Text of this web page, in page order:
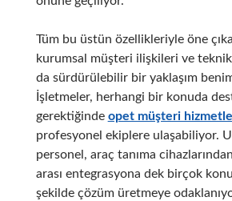
Tüm bu üstün özellikleriyle öne
kurumsal müşteri ilişkileri ve teknik
da sürdürülebilir bir yaklaşım
İşletmeler, herhangi bir konuda
gerektiğinde opet müşteri
profesyonel ekiplere ulaşabiliyor.
personel, araç tanıma
arası entegrasyona dek birçok
şekilde çözüm üretmeye